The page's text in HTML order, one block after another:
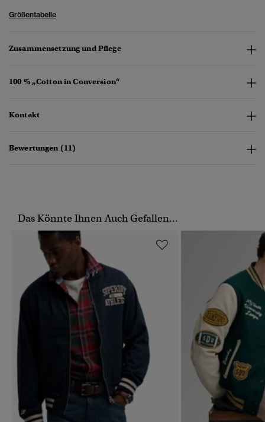
Größentabelle
Zusammensetzung und Pflege
100 % „Cotton in Conversion“
Kontakt
Bewertungen (11)
Das Könnte Ihnen Auch Gefallen...